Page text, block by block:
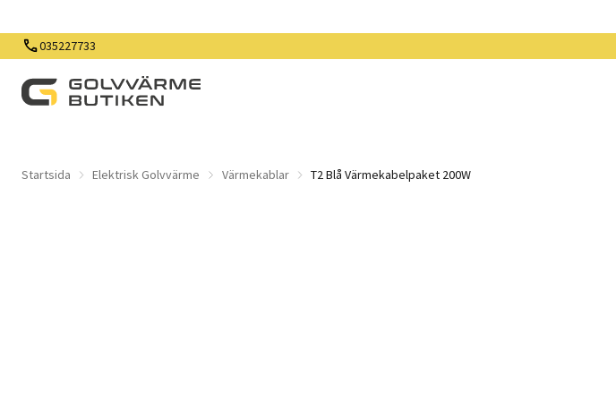
035227733
Startsida Elektrisk Golvvärme Värmekablar T2 Blå Värmekabelpaket 200W